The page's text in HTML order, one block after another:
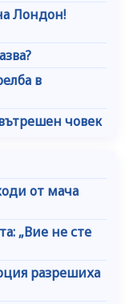
Лондон!
в
човек
от мача
„Вие не сте
разрешиха